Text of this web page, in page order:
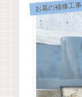
お墓の補修工事